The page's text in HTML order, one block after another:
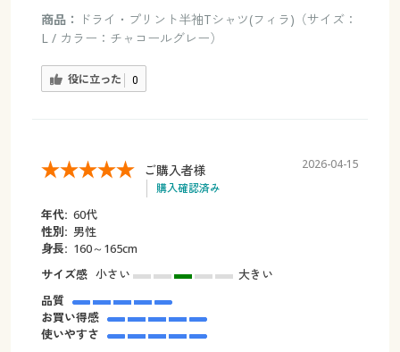
商品：
ドライ・プリント半袖Tシャツ(フィラ)（サイズ：
L / カラー：チャコールグレー）
役に立った 0
ご購入者様
購入確認済み
2026-04-15
年代: 60代
性別: 男性
身長: 160～165cm
サイズ感 小さい
大きい
品質
お買い得感
使いやすさ